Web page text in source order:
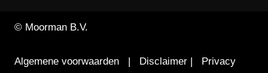
© Moorman B.V.
Algemene voorwaarden | Disclaimer | Privacy